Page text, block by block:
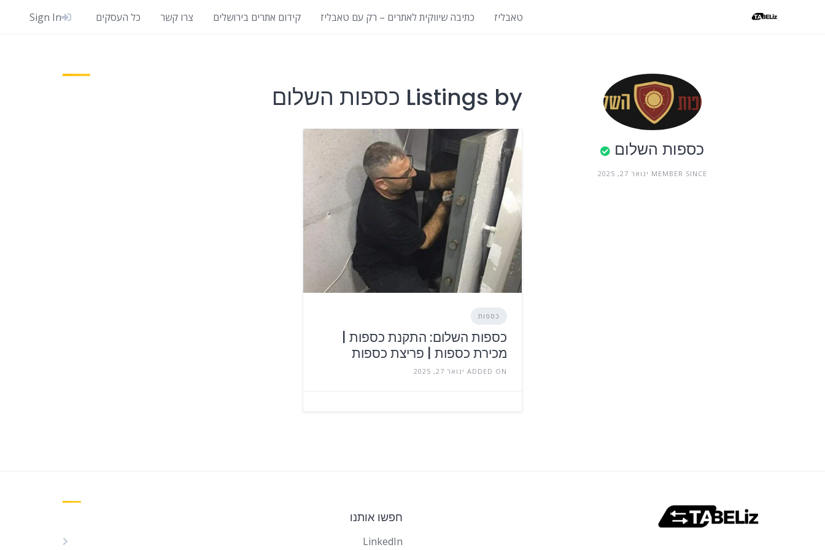
טאבליז כתיבה שיווקית לאתרים – רק עם טאבליז קידום אתרים בירושלים צרו קשר כל העסקים Sign In
כספות השלום
MEMBER SINCE ינואר 27, 2025
Listings by כספות השלום
כספות
כספות השלום: התקנת כספות |
מכירת כספות | פריצת כספות
ADDED ON ינואר 27, 2025
חפשו אותנו
LinkedIn